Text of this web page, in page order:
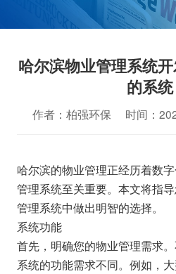
哈尔滨物业管理系统
的系统
作者：柏强环保 时间：
哈尔滨的物业管理正经历着数
管理系统至关重要。本文将指
管理系统中做出明智的选择。
系统功能
首先，明确您的物业管理需求
系统的功能需求不同。例如，